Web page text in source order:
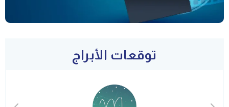
توقعات الأبراج